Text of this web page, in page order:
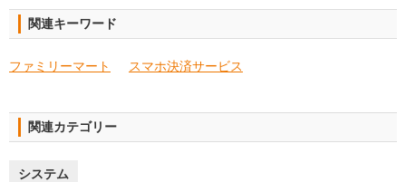
関連キーワード
ファミリーマート スマホ決済サービス
関連カテゴリー
システム